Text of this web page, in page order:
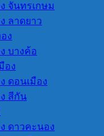
จันทรเกษม
ลาดยาว
ง
บางค้อ
อง
ดอนเมือง
สีกัน
ดาวคะนอง